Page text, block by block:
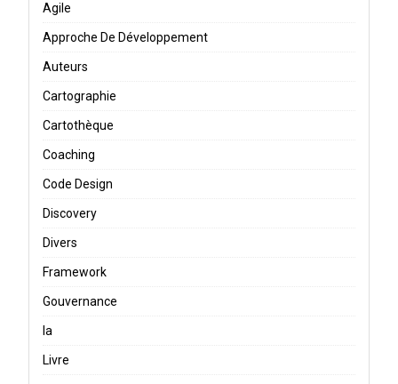
Agile
Approche De Développement
Auteurs
Cartographie
Cartothèque
Coaching
Code Design
Discovery
Divers
Framework
Gouvernance
Ia
Livre